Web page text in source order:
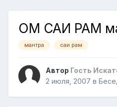
ОМ САИ РАМ
мантра саи рам
Автор Гость
2 июля, 2007 в